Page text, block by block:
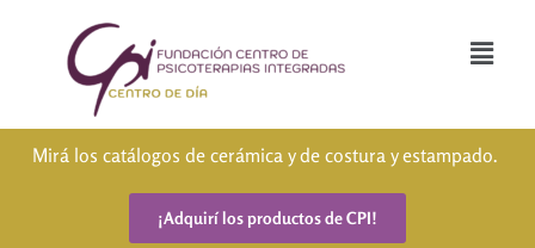
Mirá los catálogos de cerámica y de costura y estampado.
¡Adquirí los productos de CPI!